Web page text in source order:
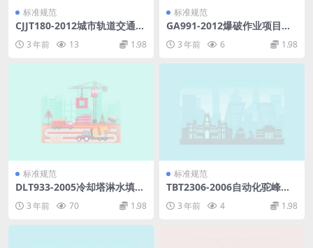
标准规范
CJJT180-2012城市轨道交通工
3 年前 13 1.98
标准规范
GA991-2012爆破作业项目管
3 年前 6 1.98
标准规范
DLT933-2005冷却塔淋水填
料、除水器、喷溅装置性能试
验方法.pdf
3 年前 70 1.98
标准规范
TBT2306-2006自动化驼峰技
3 年前 4 1.98